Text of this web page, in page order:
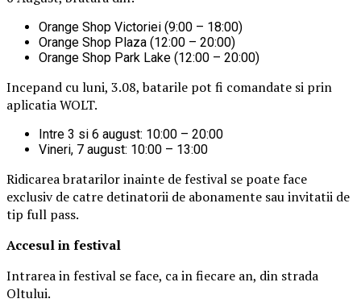
Orange Shop Victoriei (9:00 – 18:00)
Orange Shop Plaza (12:00 – 20:00)
Orange Shop Park Lake (12:00 – 20:00)
Incepand cu luni, 3.08, batarile pot fi comandate si prin
aplicatia WOLT.
Intre 3 si 6 august: 10:00 – 20:00
Vineri, 7 august: 10:00 – 13:00
Ridicarea bratarilor inainte de festival se poate face
exclusiv de catre detinatorii de abonamente sau invitatii de
tip full pass.
Accesul in festival
Intrarea in festival se face, ca in fiecare an, din strada
Oltului.